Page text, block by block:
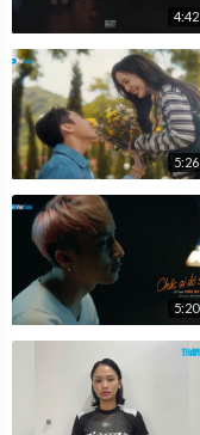
4:42
5:26
5:20